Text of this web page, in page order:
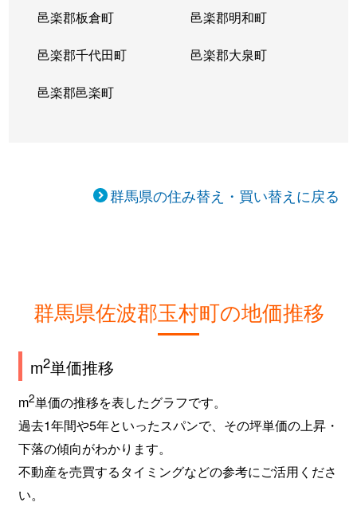
邑楽郡板倉町 邑楽郡明和町
邑楽郡千代田町 邑楽郡大泉町
邑楽郡邑楽町
群馬県の住み替え・買い替えに戻る
群馬県佐波郡玉村町の地価推移
m2単価推移
m2単価の推移を表したグラフです。
過去1年間や5年といったスパンで、その坪単価の上昇・
下落の傾向がわかります。
不動産を売買するタイミングなどの参考にご活用くださ
い。